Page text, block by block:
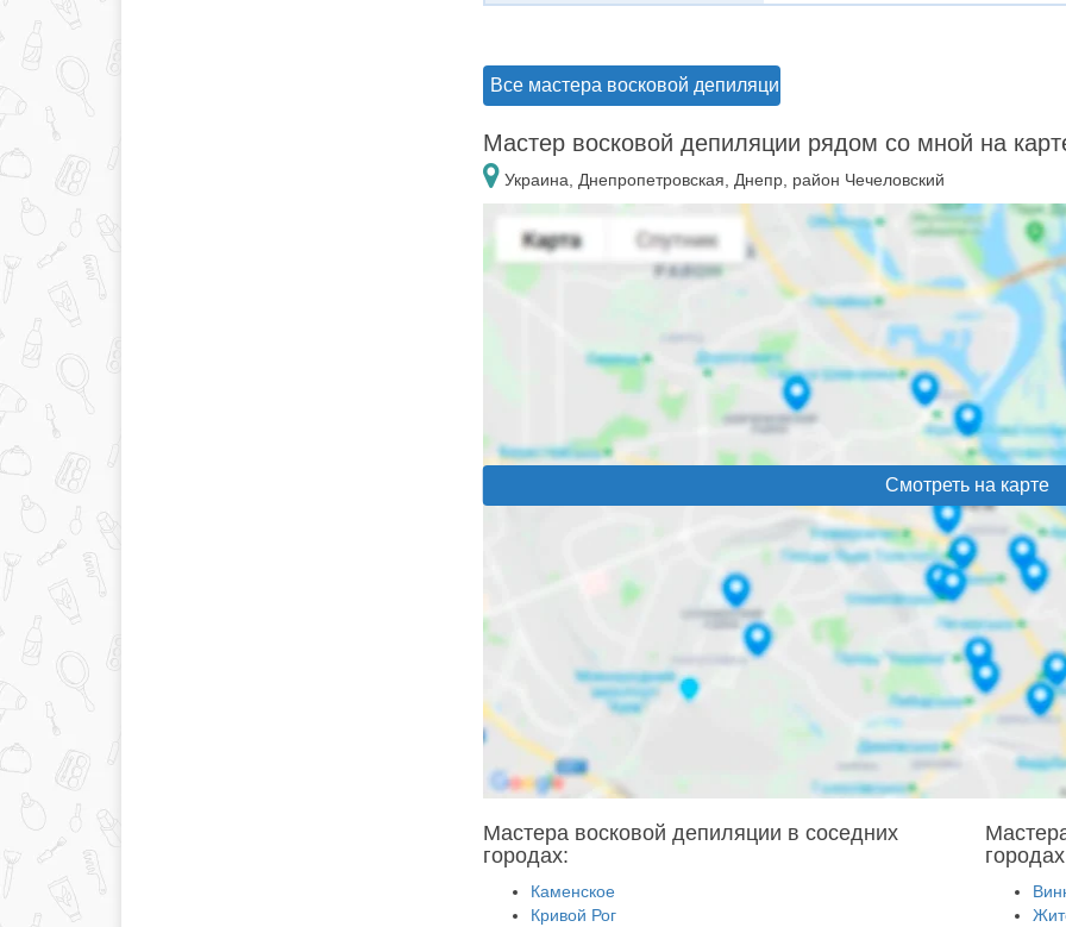
Все мастера восковой депиляции в Днепре
Мастер восковой депиляции рядом со мной на
Украина, Днепропетровская, Днепр, район Чечеловский
Смотреть на карте
Мастера восковой депиляции в соседних
городах:
Каменское
Кривой Рог